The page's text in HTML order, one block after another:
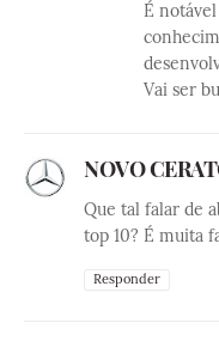
É
Vai ser
NOVO
Que tal falar de
top 10? É muita
Responder